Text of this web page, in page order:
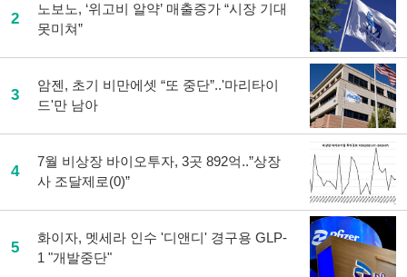
2
노보노, ‘위고비 알약’ 매출증가 “시장 기대
못미쳐”
3
암젠, 초기 비만에셋 “또 중단”..'마리타이
드'만 남아
4
7월 비상장 바이오투자, 3곳 892억..”상장
사 조달제로(0)”
5
화이자, 멧세라 인수 '디앤디' 경구용 GLP-
1 "개발중단"